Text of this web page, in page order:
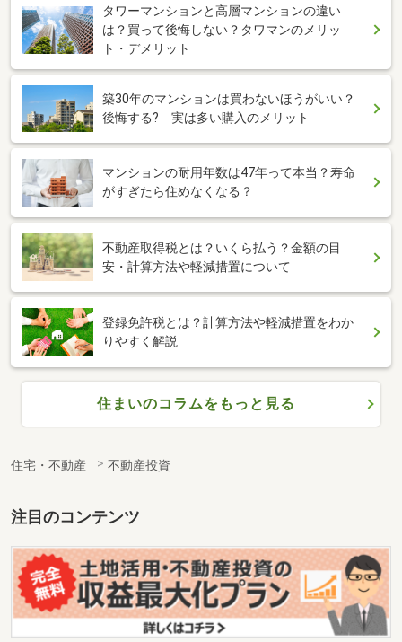
タワーマンションと高層マンションの違い
は？買って後悔しない？タワマンのメリッ
ト・デメリット
築30年のマンションは買わないほうがいい？
後悔する? 実は多い購入のメリット
マンションの耐用年数は47年って本当？寿命
がすぎたら住めなくなる？
不動産取得税とは？いくら払う？金額の目
安・計算方法や軽減措置について
登録免許税とは？計算方法や軽減措置をわか
りやすく解説
住まいのコラムをもっと見る
住宅・不動産 不動産投資
注目のコンテンツ